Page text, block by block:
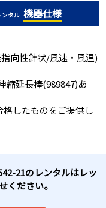
ンタル 機器仕様
向性針状/風速・風温)
縮延長棒(989847)あ
したものをご提供し
21のレンタルはレッ
ください。